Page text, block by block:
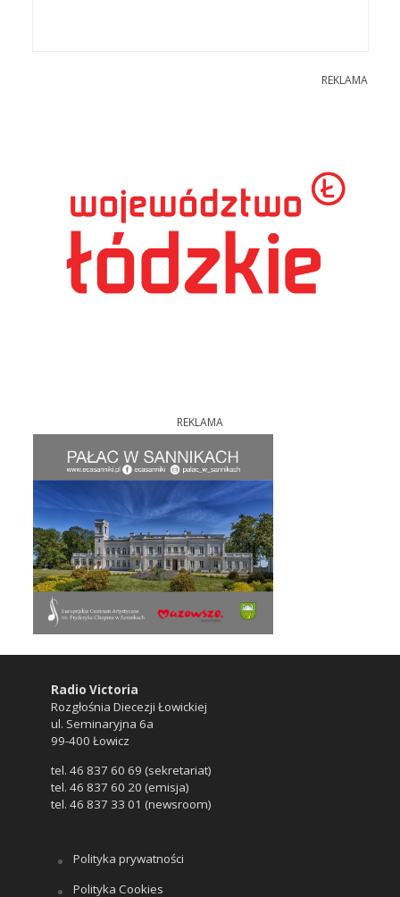
REKLAMA
REKLAMA
Radio Victoria
Rozgłośnia Diecezji Łowickiej
ul. Seminaryjna 6a
99-400 Łowicz
tel. 46 837 60 69 (sekretariat)
tel. 46 837 60 20 (emisja)
tel. 46 837 33 01 (newsroom)
Polityka prywatności
Polityka Cookies